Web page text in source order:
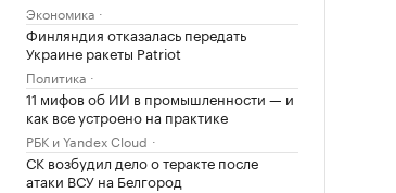
Экономика
Финляндия отказалась передать
Украине ракеты Patriot
Политика
11 мифов об ИИ в промышленности — и
как все устроено на практике
РБК и Yandex Cloud
СК возбудил дело о теракте после
атаки ВСУ на Белгород